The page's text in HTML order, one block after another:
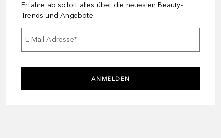
Erfahre ab sofort alles über die neuesten Beauty-
Trends und Angebote.
E-Mail-Adresse*
ANMELDEN